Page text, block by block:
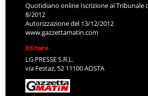
Quotidiano online Iscrizione al Tribunale
8/2012
Autorizzazione del 13/12/2012
www.gazzettamatin.com
Editore
LG PRESSE S.R.L.
via Festaz, 52 11100 AOSTA